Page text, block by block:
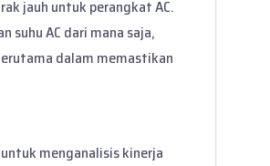
jauh untuk perangkat AC.
suhu AC dari mana saja,
dalam memastikan
menganalisis kinerja